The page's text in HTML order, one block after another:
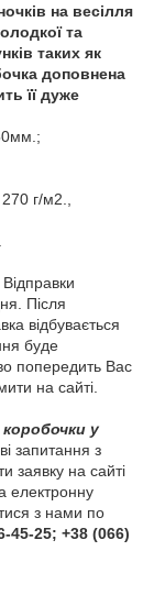
на весілля
та
таких як
доповнена
її дуже
г/м2.,
Після
відбувається
буде
попередить Вас
на сайті.
у
запитання з
заявку на сайті
електронну
з нами по
45-25; +38 (066)